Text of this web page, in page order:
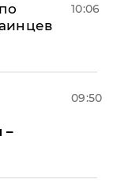
10:06
–
09:50